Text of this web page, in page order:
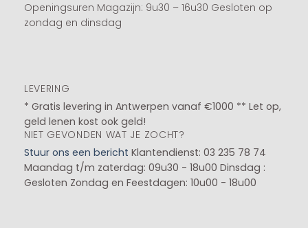
Openingsuren Magazijn: 9u30 – 16u30 Gesloten op
zondag en dinsdag
LEVERING
* Gratis levering in Antwerpen vanaf €1000 ** Let op,
geld lenen kost ook geld!
NIET GEVONDEN WAT JE ZOCHT?
Stuur ons een bericht Klantendienst: 03 235 78 74
Maandag t/m zaterdag: 09u30 - 18u00 Dinsdag :
Gesloten Zondag en Feestdagen: 10u00 - 18u00